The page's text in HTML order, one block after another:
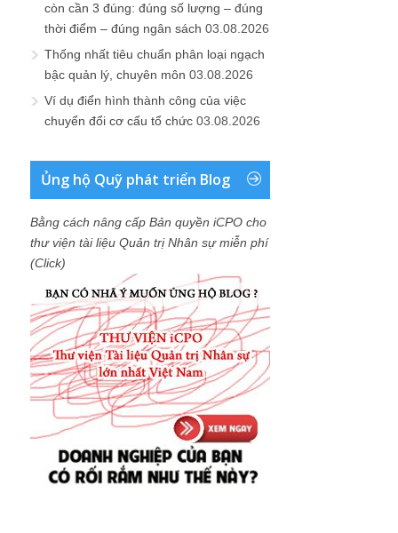
còn cần 3 đúng: đúng số lượng – đúng
thời điểm – đúng ngân sách 03.08.2026
Thống nhất tiêu chuẩn phân loại ngạch
bậc quản lý, chuyên môn 03.08.2026
Ví dụ điển hình thành công của việc
chuyển đổi cơ cấu tổ chức 03.08.2026
Ủng hộ Quỹ phát triển Blog
Bằng cách nâng cấp Bản quyền iCPO cho
thư viện tài liệu Quản trị Nhân sự miễn phí
(Click)